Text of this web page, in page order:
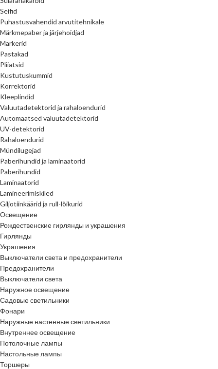
Seifid
Puhastusvahendid arvutitehnikale
Märkmepaber ja järjehoidjad
Markerid
Pastakad
Pliiatsid
Kustutuskummid
Korrektorid
Kleeplindid
Valuutadetektorid ja rahaloendurid
Automaatsed valuutadetektorid
UV-detektorid
Rahaloendurid
Mündilugejad
Paberihundid ja laminaatorid
Paberihundid
Laminaatorid
Lamineerimiskiled
Giljotiinkäärid ja rull-lõikurid
Освещение
Рождественские гирлянды и украшения
Гирлянды
Украшения
Выключатели света и предохранители
Предохранители
Выключатели света
Наружное освещение
Садовые светильники
Фонари
Наружные настенные светильники
Внутреннее освещение
Потолочные лампы
Настольные лампы
Торшеры